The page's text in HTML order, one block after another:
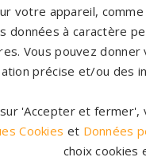
d'Olonne
Pompes
Pompes
votre appareil,
données à caractère
Vous pouvez
précise et/ou des
'Accepter et
Cookies et Données
choix cookies